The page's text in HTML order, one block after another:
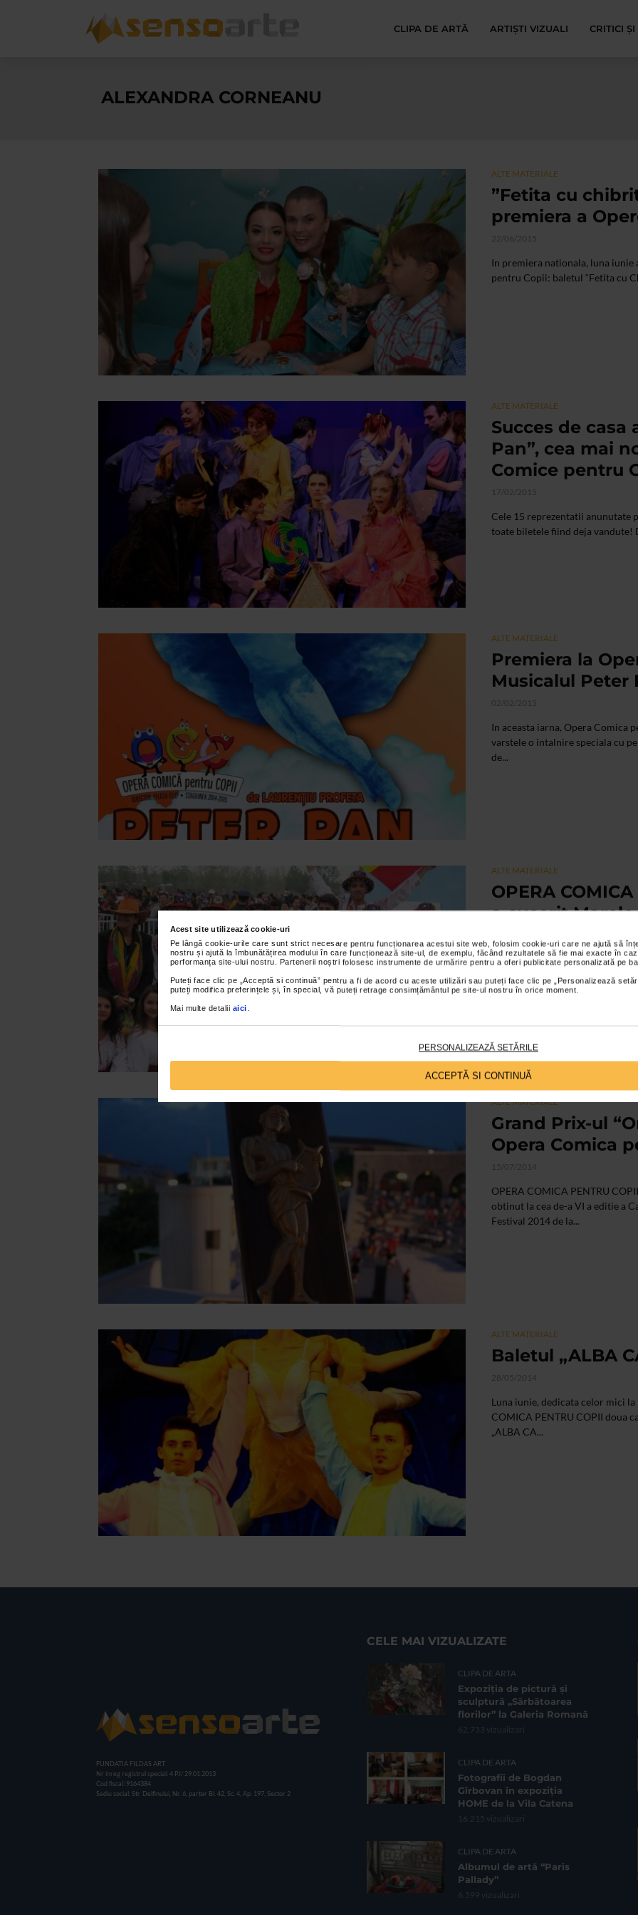
Acest site utilizează cookie-uri
Pe lângă cookie-urile care sunt strict necesare pentru funcționarea acestui site web, folosim cookie-uri care ne ajută să
nostru și ajută la îmbunătățirea modului în care funcționează site-ul, de exemplu, făcând rezultatele să fie mai exacte în
performanța site-ului nostru. Partenerii noștri folosesc instrumente de urmărire pentru a oferi publicitate personalizată pe
Puteți face clic pe „Acceptă si continuă” pentru a fi de acord cu aceste utilizări sau puteți face clic pe „Personalizează
puteți modifica preferințele și, în special, vă puteți retrage consimțământul pe site-ul nostru în orice moment.
Mai multe detalii aici.
PERSONALIZEAZĂ SETĂRILE
ACCEPTĂ SI CONTINUĂ
CLIPA DE ARTĂ ARTIȘTI VIZUALI CRITICI
ALEXANDRA CORNEANU
ALTE MATERIALE
”Fetita cu
premiera a
22/06/2015
In premiera nationala, luna
pentru Copii: baletul “Fetita cu
ALTE MATERIALE
Succes de casa
Pan”, cea mai
Comice pentru
17/02/2015
Cele 15 reprezentatii anunutate
toate biletele fiind deja vandute!
ALTE MATERIALE
Premiera la
Musicalul Peter
02/02/2015
In aceasta iarna, Opera Comica
varstele o intalnire speciala cu
de...
ALTE MATERIALE
OPERA
a cucerit
International
China
06/10/2014
In perioada 29 septembrie – 6
Bucuresti a participat la cea
ALTE MATERIALE
Grand Prix-ul
Opera Comica
15/07/2014
OPERA COMICA PENTRU
obtinut la cea de-a VI a editie a
Festival 2014 de la...
ALTE MATERIALE
Baletul „ALBA
28/05/2014
Luna iunie, dedicata celor mici la
COMICA PENTRU COPII doua
„ALBA CA...
FUNDATIA FILDAS ART
Nr inreg registrul special: 4 PJ/ 29.01.2013
Cod fiscal: 9164384
Sediu social: Str. Delfinului, Nr. 6, parter Bl. 42, Sc. 4, Ap. 197, Sector 2
CELE MAI VIZUALIZATE
CLIPA DE ARTA
Expoziția de pictură și
sculptură „Sărbătoarea
florilor” la Galeria Romană
62.733 vizualizari
CLIPA DE ARTA
Fotografii de Bogdan
Gîrbovan în expoziția
HOME de la Vila Catena
16.215 vizualizari
CLIPA DE ARTA
Albumul de artă “Paris
Pallady”
6.599 vizualizari